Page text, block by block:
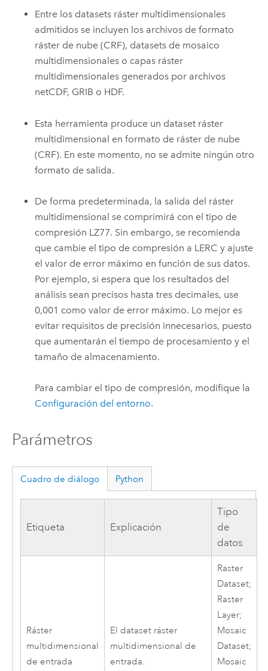
Entre los datasets ráster multidimensionales
admitidos se incluyen los archivos de formato
ráster de nube (CRF), datasets de mosaico
multidimensionales o capas ráster
multidimensionales generados por archivos
netCDF, GRIB o HDF.
Esta herramienta produce un dataset ráster
multidimensional en formato de ráster de nube
(CRF). En este momento, no se admite ningún otro
formato de salida.
De forma predeterminada, la salida del ráster
multidimensional se comprimirá con el tipo de
compresión LZ77. Sin embargo, se recomienda
que cambie el tipo de compresión a LERC y ajuste
el valor de error máximo en función de sus datos.
Por ejemplo, si espera que los resultados del
análisis sean precisos hasta tres decimales, use
0,001 como valor de error máximo. Lo mejor es
evitar requisitos de precisión innecesarios, puesto
que aumentarán el tiempo de procesamiento y el
tamaño de almacenamiento.
Para cambiar el tipo de compresión, modifique la
Configuración del entorno.
Parámetros
Cuadro de diálogo Python
Etiqueta Explicación
Tipo
de
datos
Ráster
multidimensional
de entrada
El dataset ráster
multidimensional de
entrada.
Raster
Dataset;
Raster
Layer;
Mosaic
Dataset;
Mosaic